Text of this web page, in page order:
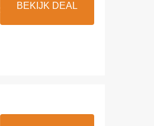
BEKIJK DEAL